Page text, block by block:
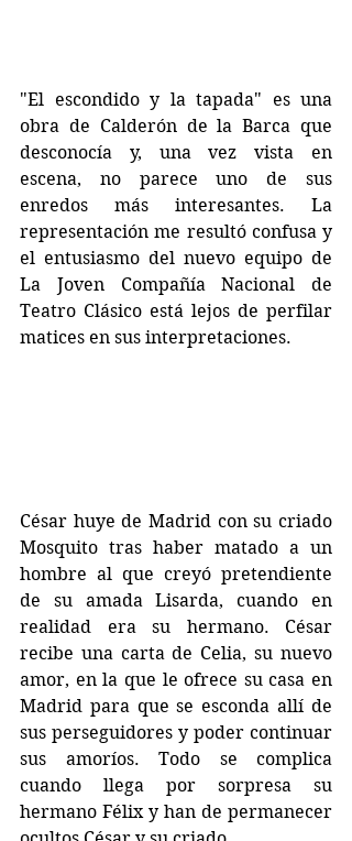
"El escondido y la tapada" es una
obra de Calderón de la Barca que
desconocía y, una vez vista en
escena, no parece uno de sus
enredos más interesantes. La
representación me resultó confusa y
el entusiasmo del nuevo equipo de
La Joven Compañía Nacional de
Teatro Clásico está lejos de perfilar
matices en sus interpretaciones.
César huye de Madrid con su criado
Mosquito tras haber matado a un
hombre al que creyó pretendiente
de su amada Lisarda, cuando en
realidad era su hermano. César
recibe una carta de Celia, su nuevo
amor, en la que le ofrece su casa en
Madrid para que se esconda allí de
sus perseguidores y poder continuar
sus amoríos. Todo se complica
cuando llega por sorpresa su
hermano Félix y han de permanecer